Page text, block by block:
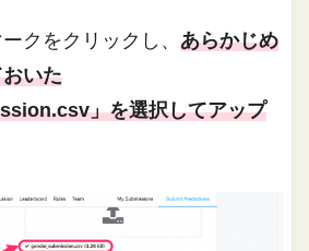
クをクリックし、あらかじめ
いた
」を選択してアップ